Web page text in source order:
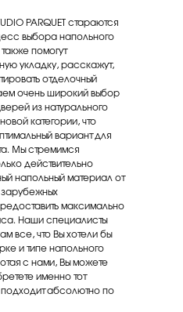
PARQUET стараются
выбора напольного
помогут
укладку, расскажут,
отделочный
очень широкий выбор
из натурального
категории, что
вариант для
Мы стремимся
действительно
напольный материал от
максимально
Наши специалисты
все, что Вы хотели бы
и типе напольного
с нами, Вы можете
именно тот
абсолютно по